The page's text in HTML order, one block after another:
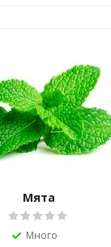
Мята
Много